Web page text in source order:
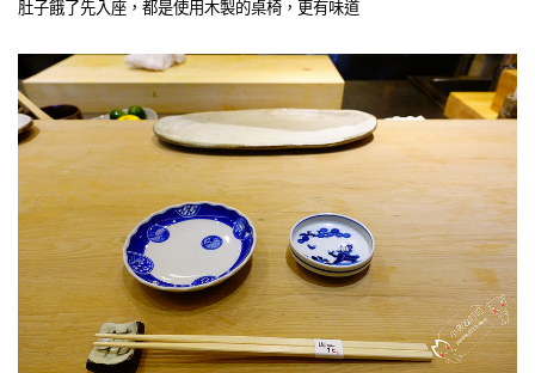
肚子餓了先入座，都是使用木製的桌椅，更有味道